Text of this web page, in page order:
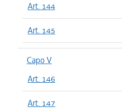
Art. 144
Art. 145
Capo V
Art. 146
Art. 147